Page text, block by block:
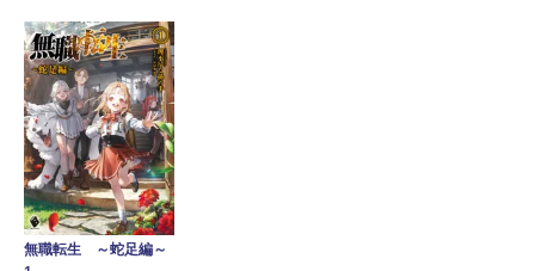
無職転生 ～蛇足編～